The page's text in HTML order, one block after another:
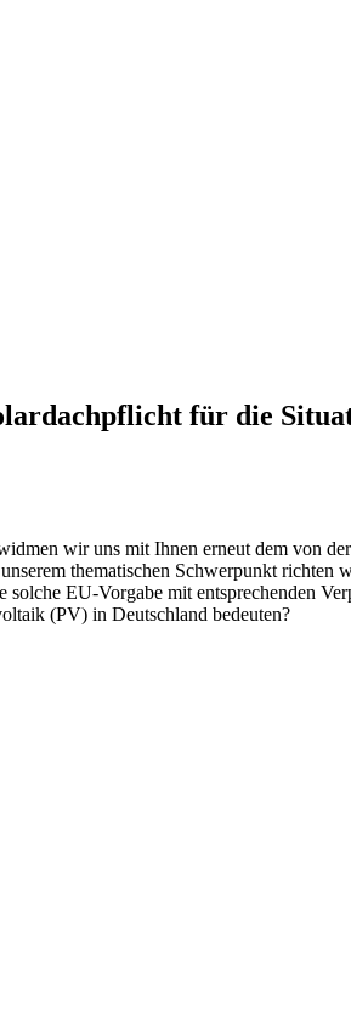
für die
wir uns mit Ihnen erneut dem von
thematischen Schwerpunkt richten
EU-Vorgabe mit entsprechenden
(PV) in Deutschland bedeuten?